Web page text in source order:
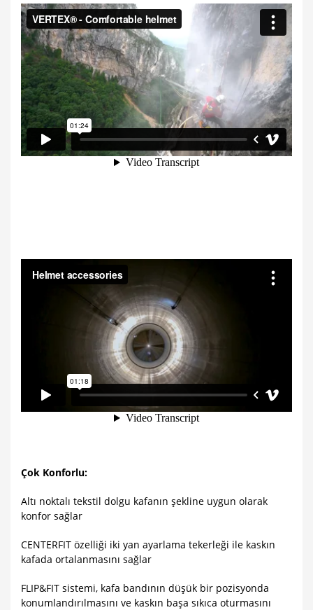
Çok Konforlu:
Altı noktalı tekstil dolgu kafanın şekline uygun olarak
konfor sağlar
CENTERFIT özelliği iki yan ayarlama tekerleği ile kaskın
kafada ortalanmasını sağlar
FLIP&FIT sistemi, kafa bandının düşük bir pozisyonda
konumlandırılmasını ve kaskın başa sıkıca oturmasını